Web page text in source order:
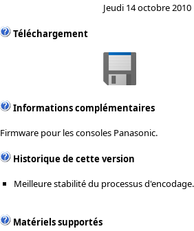
Jeudi 14 octobre 2010
Téléchargement
Informations complémentaires
Firmware pour les consoles Panasonic.
Historique de cette version
Meilleure stabilité du processus d'encodage.
Matériels supportés